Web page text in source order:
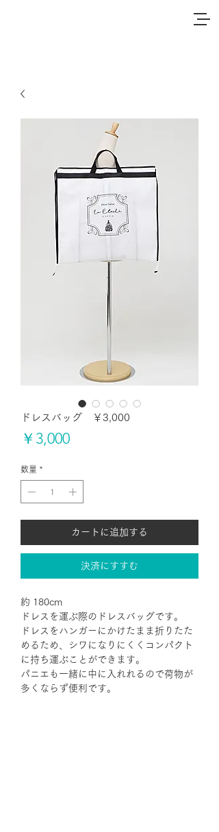
ドレスバッグ ￥3,000
￥3,000価
数量 *
カートに追加する
決済にすすむ
約 180cm
ドレスを運ぶ際のドレスバッグです。
ドレスをハンガーにかけたまま折りたた
めるため、シワになりにくくコンパクト
に持ち運ぶことができます。
パニエも一緒に中に入れれるので荷物が
多くならず便利です。